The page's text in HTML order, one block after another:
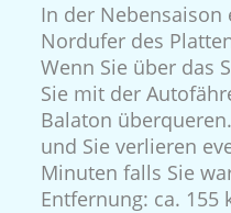
In der
Nordufer des
Wenn Sie über das
Sie mit der
Balaton
und Sie verlieren
Minuten falls Sie
Entfernung: ca. 155